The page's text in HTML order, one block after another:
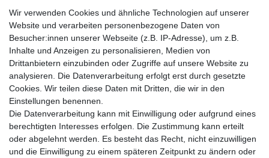
Vorkasse
PayPal
Sofortüberweisung
Kreditkarte
AmazonPay
Bar bei Abholung
Wir verwenden Cookies und ähnliche Technologien auf unserer
Website und verarbeiten personenbezogene Daten von
Besucher:innen unserer Webseite (z.B. IP-Adresse), um z.B.
Inhalte und Anzeigen zu personalisieren, Medien von
Drittanbietern einzubinden oder Zugriffe auf unsere Website zu
analysieren. Die Datenverarbeitung erfolgt erst durch gesetzte
Cookies. Wir teilen diese Daten mit Dritten, die wir in den
Einstellungen benennen.
Die Datenverarbeitung kann mit Einwilligung oder aufgrund eines
berechtigten Interesses erfolgen. Die Zustimmung kann erteilt
oder abgelehnt werden. Es besteht das Recht, nicht einzuwilligen
und die Einwilligung zu einem späteren Zeitpunkt zu ändern oder